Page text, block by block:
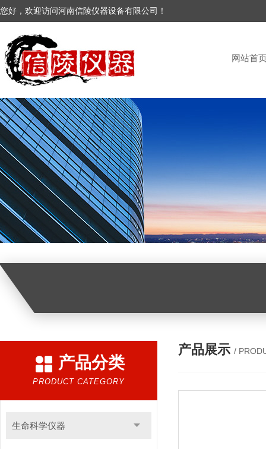
您好，欢迎访问河南信陵仪器设备有限公司！
网站首
产品分类
PRODUCT CATEGORY
生命科学仪器
产品展示 /